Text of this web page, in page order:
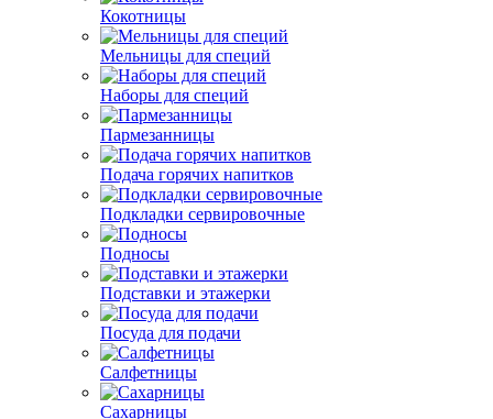
Кокотницы
Мельницы для специй
Наборы для специй
Пармезанницы
Подача горячих напитков
Подкладки сервировочные
Подносы
Подставки и этажерки
Посуда для подачи
Салфетницы
Сахарницы